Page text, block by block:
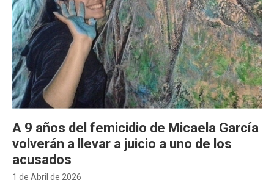
1 de Abril de 2026
A 9 años del femicidio de Micaela García
volverán a llevar a juicio a uno de los
acusados